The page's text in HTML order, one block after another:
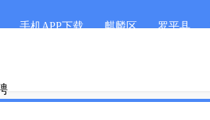
手机APP下载 麒麟区 罗平县